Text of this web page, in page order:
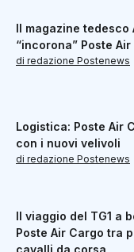
Il magazine tedesco
“incorona” Poste Air
di redazione Postenews
Logistica: Poste Air
con i nuovi velivoli
di redazione Postenews
Il viaggio del TG1 a
Poste Air Cargo tra
cavalli da corsa